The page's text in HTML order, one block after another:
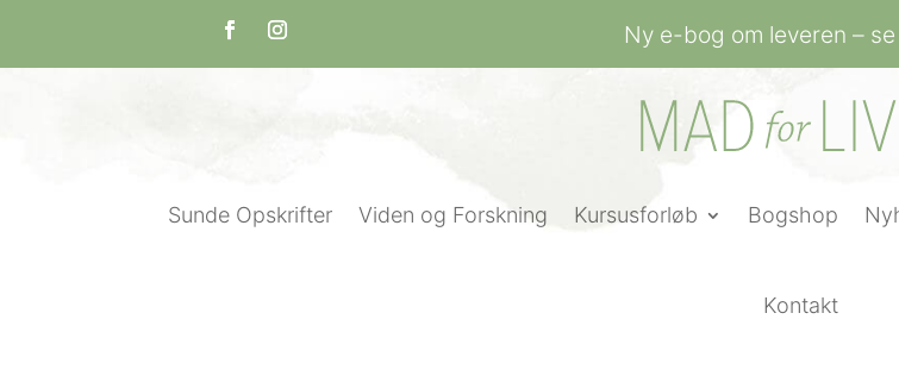
Ny e-bog om leveren –
Sunde Opskrifter Viden og Forskning Kursusforløb Bogshop
Kontakt